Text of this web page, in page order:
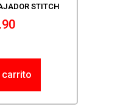
STITCH
carrito